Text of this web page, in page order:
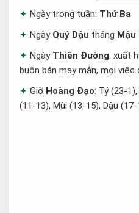
Ngày trong tuần: Thứ Ba
Ngày Quý Dậu tháng Mậu
Ngày Thiên Đường: xuất
buôn bán may mắn, mọi việc
Giờ Hoàng Đạo: Tý (23-
(11-13), Mùi (13-15), Dậu (17-